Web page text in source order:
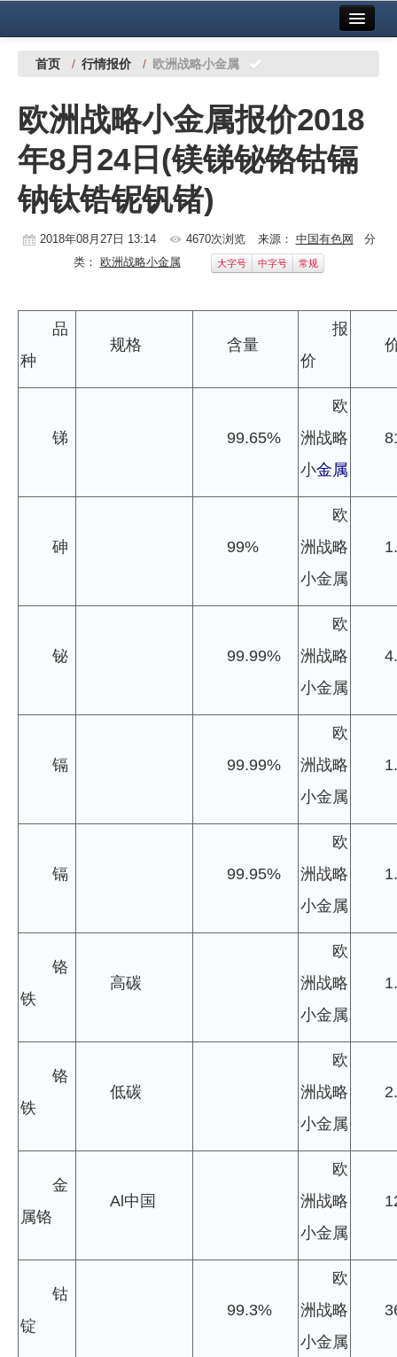
中国有色金属报社主办 广告服务
铜镍铅锌
铝
稀有稀土
有色市场
镁钛
行情报价
首页 / 行情报价 / 欧洲战略小金属
欧洲战略小金属报价2018
年8月24日(镁锑铋铬钴镉
钠钛锆铌钒锗)
2018年08月27日 13:14 4670次浏览 来源： 中国有色网 分
类： 欧洲战略小金属 大字号 中字号 常规
品
种
规格 含量
报
价
锑 99.65%
欧
洲战略
小金属
砷 99%
欧
洲战略
小金属
铋 99.99%
欧
洲战略
小金属
镉 99.99%
欧
洲战略
小金属
镉 99.95%
欧
洲战略
小金属
铬
铁
高碳
欧
洲战略
小金属
铬
铁
低碳
欧
洲战略
小金属
金
属铬
Al中国
欧
洲战略
小金属
钴
锭
99.3%
欧
洲战略
小金属